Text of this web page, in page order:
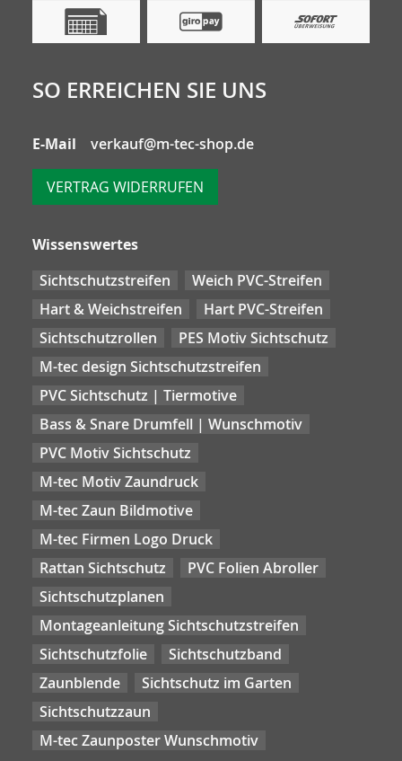
SO ERREICHEN SIE UNS
E-Mail verkauf@m-tec-shop.de
VERTRAG WIDERRUFEN
Wissenswertes
Sichtschutzstreifen
Weich PVC-Streifen
Hart & Weichstreifen
Hart PVC-Streifen
Sichtschutzrollen
PES Motiv Sichtschutz
M-tec design Sichtschutzstreifen
PVC Sichtschutz | Tiermotive
Bass & Snare Drumfell | Wunschmotiv
PVC Motiv Sichtschutz
M-tec Motiv Zaundruck
M-tec Zaun Bildmotive
M-tec Firmen Logo Druck
Rattan Sichtschutz
PVC Folien Abroller
Sichtschutzplanen
Montageanleitung Sichtschutzstreifen
Sichtschutzfolie
Sichtschutzband
Zaunblende
Sichtschutz im Garten
Sichtschutzzaun
M-tec Zaunposter Wunschmotiv